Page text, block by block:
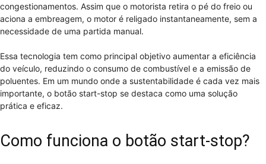
congestionamentos. Assim que o motorista retira o pé do freio ou
aciona a embreagem, o motor é religado instantaneamente, sem a
necessidade de uma partida manual.
Essa tecnologia tem como principal objetivo aumentar a eficiência
do veículo, reduzindo o consumo de combustível e a emissão de
poluentes. Em um mundo onde a sustentabilidade é cada vez mais
importante, o botão start-stop se destaca como uma solução
prática e eficaz.
Como funciona o botão start-stop?